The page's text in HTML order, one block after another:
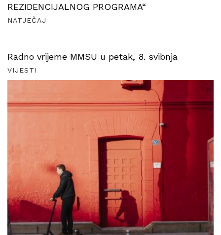
REZIDENCIJALNOG PROGRAMA“
NATJEČAJ
Radno vrijeme MMSU u petak, 8. svibnja
VIJESTI